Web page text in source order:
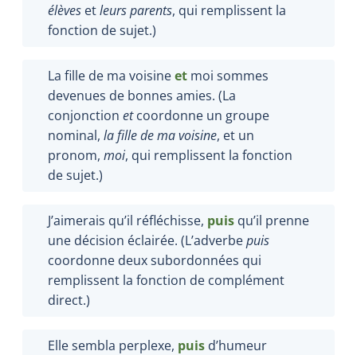
élèves etleurs parents, qui remplissent la
fonction de sujet.)
La fille de ma voisineet moi sommes
devenues de bonnes amies. (La
conjonction etcoordonne un groupe
nominal, la fille de ma voisine, et un
pronom, moi, qui remplissent la fonction
de sujet.)
J’aimerais qu’il réfléchisse, puis qu’il prenne
une décision éclairée. (L’adverbepuis
coordonne deux subordonnées qui
remplissent la fonction de complément
direct.)
Elle sembla perplexe, puis d’humeur